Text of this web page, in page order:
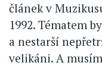
článek v
1992. Tématem
a nestarší
velikáni. A